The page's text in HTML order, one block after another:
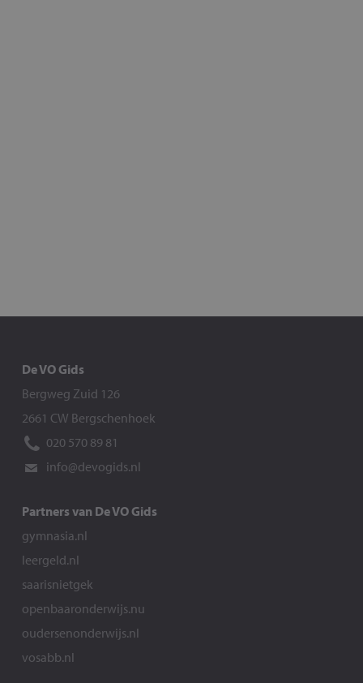
De VO Gids
Bergweg Zuid 126
2661 CW Bergschenhoek
020 570 89 81
info@devogids.nl
Partners van De VO Gids
gymnasia.nl
leergeld.nl
saarisnietgek
openbaaronderwijs.nu
oudersenonderwijs.nl
vosabb.nl